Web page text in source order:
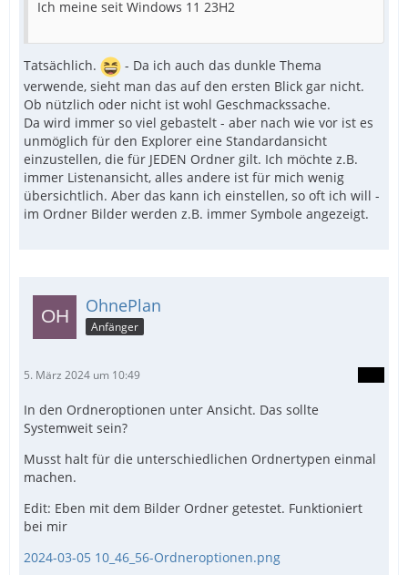
EndFunc
Ich meine seit Windows 11 23H2
Tatsächlich.
- Da ich auch das dunkle Thema
verwende, sieht man das auf den ersten Blick gar nicht.
Ob nützlich oder nicht ist wohl Geschmackssache.
Da wird immer so viel gebastelt - aber nach wie vor ist es
unmöglich für den Explorer eine Standardansicht
einzustellen, die für JEDEN Ordner gilt. Ich möchte z.B.
immer Listenansicht, alles andere ist für mich wenig
übersichtlich. Aber das kann ich einstellen, so oft ich will -
im Ordner Bilder werden z.B. immer Symbole angezeigt.
OhnePlan
Anfänger
5. März 2024 um 10:49
In den Ordneroptionen unter Ansicht. Das sollte
Systemweit sein?
Musst halt für die unterschiedlichen Ordnertypen einmal
machen.
Edit: Eben mit dem Bilder Ordner getestet. Funktioniert
bei mir
2024-03-05 10_46_56-Ordneroptionen.png